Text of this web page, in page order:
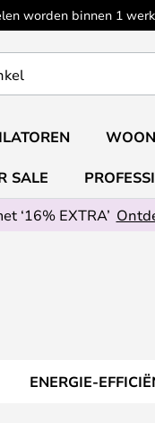
worden binnen 1
SALE
‘16% EXTRA’
ENERGIE-